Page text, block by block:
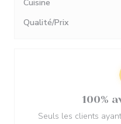
Cuisine
Qualité/Prix
100%
Seuls les clients